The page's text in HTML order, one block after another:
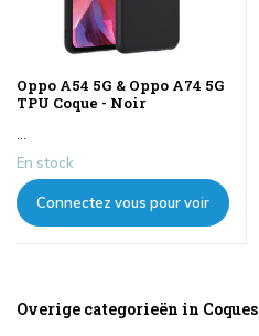
Oppo A54 5G & Oppo A74 5G
TPU Coque - Noir
En stock
Connectez vous pour voir
Overige categorieën in Coques